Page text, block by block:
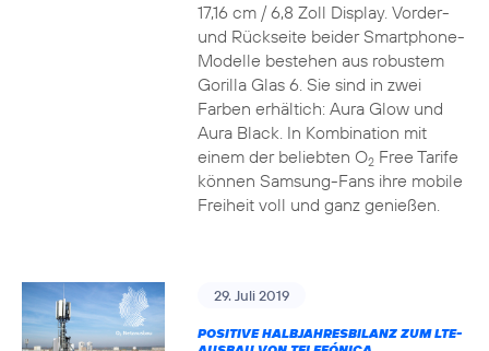
17,16 cm / 6,8 Zoll Display. Vorder-
und Rückseite beider Smartphone-
Modelle bestehen aus robustem
Gorilla Glas 6. Sie sind in zwei
Farben erhältich: Aura Glow und
Aura Black. In Kombination mit
einem der beliebten O2Free Tarife
können Samsung-Fans ihre mobile
Freiheit voll und ganz genießen.
29. Juli 2019
POSITIVE HALBJAHRESBILANZ ZUM LTE-